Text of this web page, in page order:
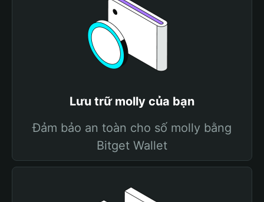
Lưu trữ molly của bạn
Đảm bảo an toàn cho số molly bằng
Bitget Wallet